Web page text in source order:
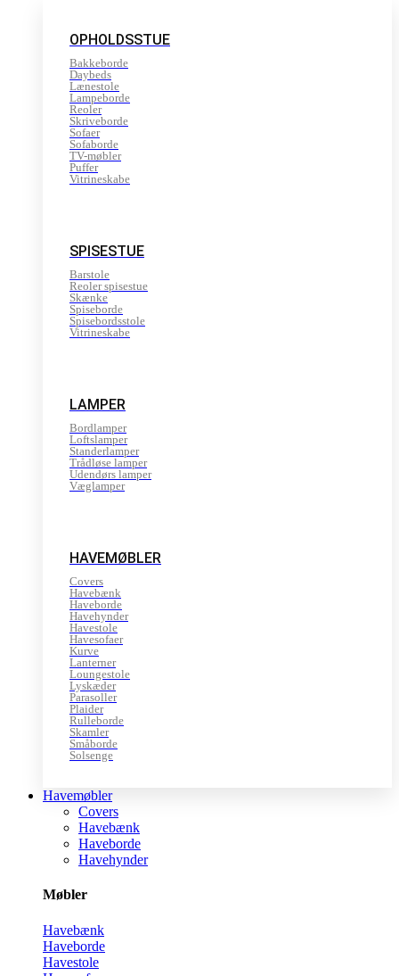
OPHOLDSSTUE
Bakkeborde
Daybeds
Lænestole
Lampeborde
Reoler
Skriveborde
Sofaer
Sofaborde
TV-møbler
Puffer
Vitrineskabe
SPISESTUE
Barstole
Reoler spisestue
Skænke
Spiseborde
Spisebordsstole
Vitrineskabe
LAMPER
Bordlamper
Loftslamper
Standerlamper
Trådløse lamper
Udendørs lamper
Væglamper
HAVEMØBLER
Covers
Havebænk
Haveborde
Havehynder
Havestole
Havesofaer
Kurve
Lanterner
Loungestole
Lyskæder
Parasoller
Plaider
Rulleborde
Skamler
Småborde
Solsenge
Havemøbler
Covers
Havebænk
Haveborde
Havehynder
Møbler
Havebænk
Haveborde
Havestole